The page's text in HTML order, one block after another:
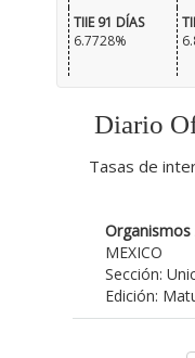
TIIE 91 DÍAS
6.7728%
Diario
Tasas de
MEXICO
Sección:
Edición: